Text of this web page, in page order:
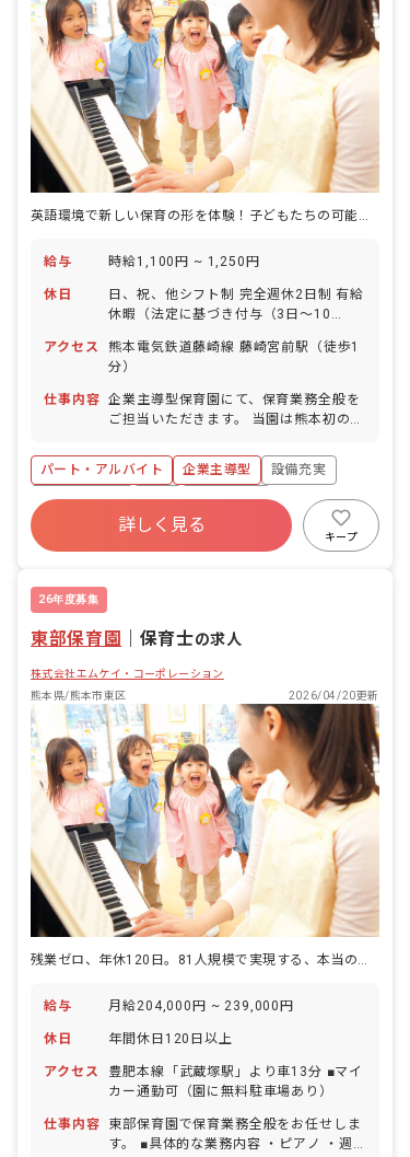
英語環境で新しい保育の形を体験！子どもたちの可能性を広げるお仕事です。
給与 時給1,100円 ~ 1,250円
休日
日、祝、他シフト制 完全週休2日制 有給
休暇（法定に基づき付与（3日～10
アクセス
熊本電気鉄道藤崎線 藤崎宮前駅（徒歩1
分）
仕事内容 企業主導型保育園にて、保育業務全般を
ご担当いただきます。 当園は熊本初のイ
児から小学校就学前のお子様を対象に、
英語環境での保育をメインに提供してい
ます。アフタースクール（学童）も実施
しています。 主な業務内容: ・保育業務
・語学学習を含む教育業務 ・保育日誌の
作成 ・指導計画の作成 ■園児年齢層：1
パート・アルバイト 企業主導型
設備充実
社会保険完備
有給
残業少なめ
昇給昇進あり
車通勤可
駅近5分以内
詳しく見る
キープ
26年度募集
東部保育園 保育士の求人
株式会社エムケイ・コーポレーション
熊本県/熊本市東区
2026/04/20更新
給与 月給204,000円 ~ 239,000円
休日 年間休日120日以上
アクセス
豊肥本線「武蔵塚駅」より車13分 ■マイ
カー通勤可（園に無料駐車場あり）
仕事内容
東部保育園で保育業務全般をお任せしま
す。 ■具体的な業務内容 ・ピアノ ・週